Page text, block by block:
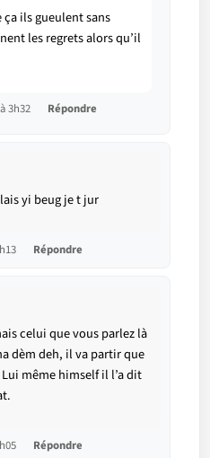
ils gueulent sans
les regrets alors qu’il
3h32 Répondre
yi beug je t jur
Répondre
celui que vous parlez là
dèm deh, il va partir que
même himself il l’a dit
Répondre